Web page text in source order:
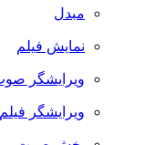
مبدل
نمایش فیلم
ویرایشگر صوت
ویرایشگر فیلم